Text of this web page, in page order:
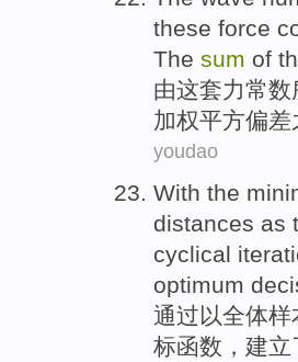
these force
The sum of
由这套力常数
加权平方偏差
youdao
With the
distances as
cyclical
optimum
通过以全体样
标函数 ， 建立